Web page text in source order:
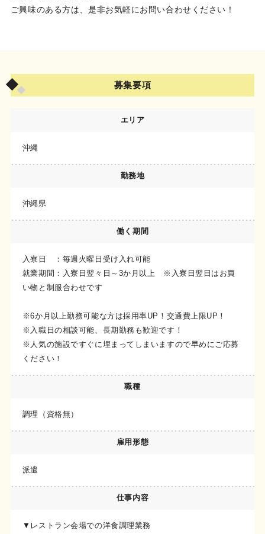
ご興味のある方は、是非お気軽にお問い合わせください！
募集要項
エリア
沖縄
勤務地
沖縄県
働く期間
入寮日 ：毎週火曜日受け入れ可能
就業期間：入寮日翌々日～3か月以上 ※入寮日翌日はお買
い物と制服合わせです
※6か月以上勤務可能な方は採用率UP！交通費上限UP！
※入職日の相談可能、長期勤務も歓迎です！
※人気の施設ですぐに埋まってしまいますので早めにご応募
ください！
職種
調理（資格無）
雇用形態
派遣
仕事内容
▼レストラン会場での洋食調理業務